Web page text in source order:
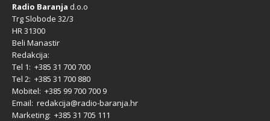
Radio Baranja d.o.o
Trg Slobode 32/3
HR 31300
Beli Manastir
Redakcija:
Tel 1: +385 31 700 700
Tel 2: +385 31 700 880
Mobitel: +385 99 700 700 9
Email: redakcija@radio-baranja.hr
Marketing: +385 31 705 111